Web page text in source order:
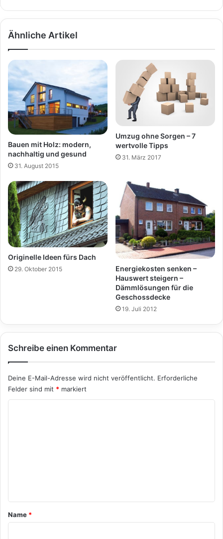
Ähnliche Artikel
Bauen mit Holz: modern,
nachhaltig und gesund
31. August 2015
Umzug ohne Sorgen – 7
wertvolle Tipps
31. März 2017
Originelle Ideen fürs Dach
29. Oktober 2015
Energiekosten senken –
Hauswert steigern –
Dämmlösungen für die
Geschossdecke
19. Juli 2012
Schreibe einen Kommentar
Deine E-Mail-Adresse wird nicht veröffentlicht. Erforderliche
Felder sind mit * markiert
a
Name *